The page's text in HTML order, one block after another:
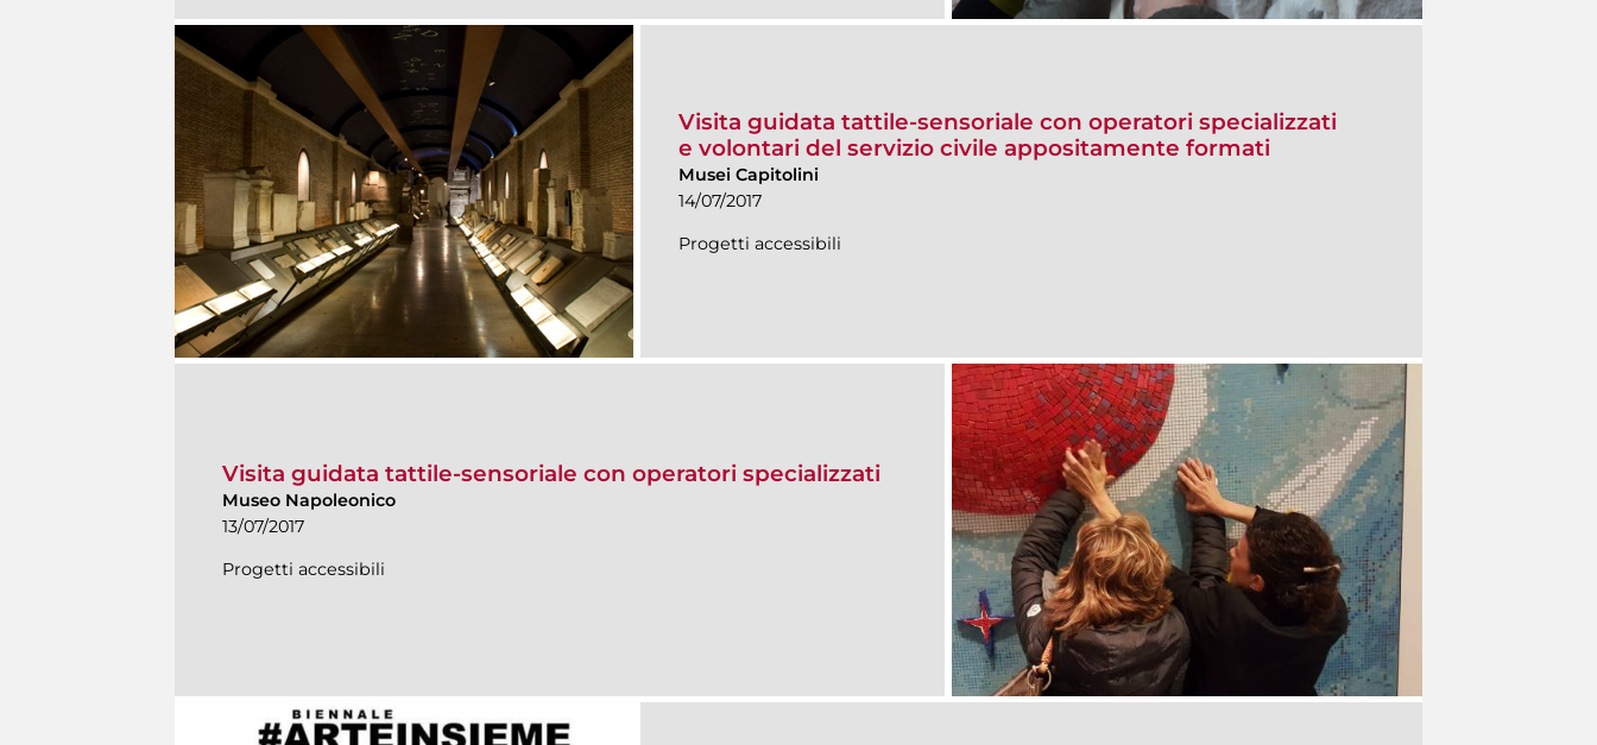
Visita guidata tattile-sensoriale con operatori specializzati
e volontari del servizio civile appositamente formati
Musei Capitolini
14/07/2017
Progetti accessibili
Visita guidata tattile-sensoriale con operatori specializzati
Museo Napoleonico
13/07/2017
Progetti accessibili